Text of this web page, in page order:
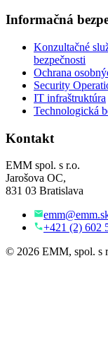
Informačná
Konzultačné
bezpečnosti
Ochrana
Security
IT infraštruktúra
Technologická
Kontakt
EMM spol. s r.o.
Jarošova OC,
831 03 Bratislava
+421 (2) 602
© 2026 EMM, spol. s